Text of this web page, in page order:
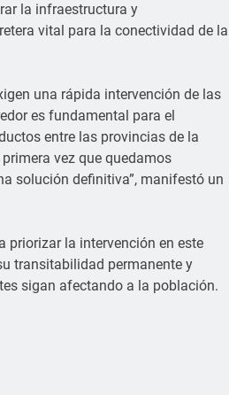
la infraestructura y
vital para la conectividad de la
una rápida intervención de las
es fundamental para el
entre las provincias de la
vez que quedamos
solución definitiva”, manifestó un
priorizar la intervención en este
transitabilidad permanente y
sigan afectando a la población.